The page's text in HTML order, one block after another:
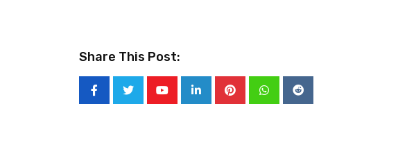
Share This Post:
LinkedInPinterestWhatsappReddit